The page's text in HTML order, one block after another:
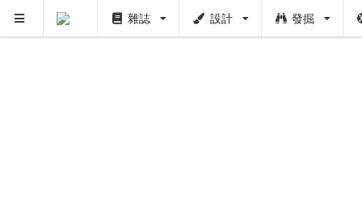
雜誌 設計 發掘